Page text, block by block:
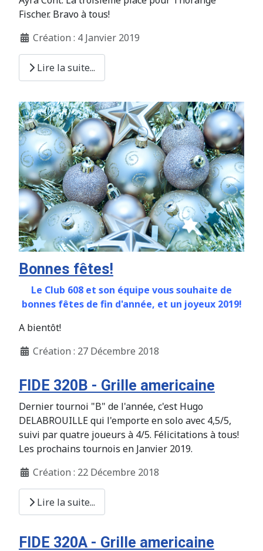
Fischer. Bravo à tous!
Création : 4 Janvier 2019
Lire la suite...
Bonnes fêtes!
Le Club 608 et son équipe vous souhaite de
bonnes fêtes de fin d'année, et un joyeux 2019!
A bientôt!
Création : 27 Décembre 2018
FIDE 320B - Grille americaine
Dernier tournoi "B" de l'année, c'est Hugo
DELABROUILLE qui l'emporte en solo avec 4,5/5,
suivi par quatre joueurs à 4/5. Félicitations à tous!
Les prochains tournois en Janvier 2019.
Création : 22 Décembre 2018
Lire la suite...
FIDE 320A - Grille americaine